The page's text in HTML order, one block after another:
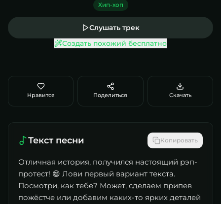
Хип-хоп
Слушать трек
Создать похожий бесплатно
Нравится Поделиться Скачать
Текст песни Копировать
Отличная история, получился настоящий рэп-
протест! 😄 Лови первый вариант текста.
Посмотри, как тебе? Может, сделаем припев
пожёстче или добавим каких-то ярких деталей